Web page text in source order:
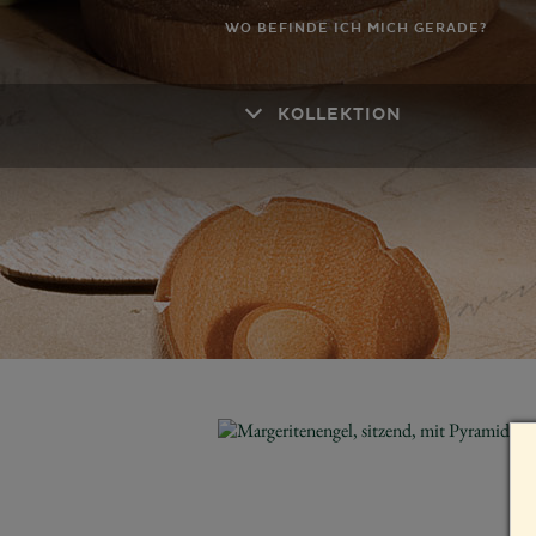
WO BEFINDE ICH MICH GERADE?
KOLLEKTION